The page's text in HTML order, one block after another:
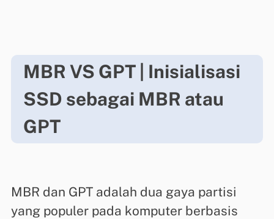
MBR VS GPT | Inisialisasi
SSD sebagai MBR atau
GPT
MBR dan GPT adalah dua gaya partisi
yang populer pada komputer berbasis